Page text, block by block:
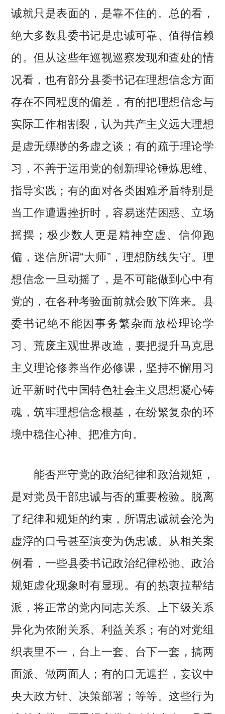
诚就只是表面的，是靠不住的。总的看，
绝大多数县委书记是忠诚可靠、值得信赖
的。但从这些年巡视巡察发现和查处的情
况看，也有部分县委书记在理想信念方面
存在不同程度的偏差，有的把理想信念与
实际工作相割裂，认为共产主义远大理想
是虚无缥缈的务虚之谈；有的疏于理论学
习，不善于运用党的创新理论锤炼思维、
指导实践；有的面对各类困难矛盾特别是
当工作遭遇挫折时，容易迷茫困惑、立场
摇摆；极少数人更是精神空虚、信仰跑
偏，迷信所谓“大师”，理想防线失守。理
想信念一旦动摇了，是不可能做到心中有
党的，在各种考验面前就会败下阵来。县
委书记绝不能因事务繁杂而放松理论学
习、荒废主观世界改造，要把提升马克思
主义理论修养当作必修课，坚持不懈用习
近平新时代中国特色社会主义思想凝心铸
魂，筑牢理想信念根基，在纷繁复杂的环
境中稳住心神、把准方向。
能否严守党的政治纪律和政治规矩，
是对党员干部忠诚与否的重要检验。脱离
了纪律和规矩的约束，所谓忠诚就会沦为
虚浮的口号甚至演变为伪忠诚。从相关案
例看，一些县委书记政治纪律松弛、政治
规矩虚化现象时有显现。有的热衷拉帮结
派，将正常的党内同志关系、上下级关系
异化为依附关系、利益关系；有的对党组
织表里不一，台上一套、台下一套，搞两
面派、做两面人；有的口无遮拦，妄议中
央大政方针、决策部署；等等。这些行为